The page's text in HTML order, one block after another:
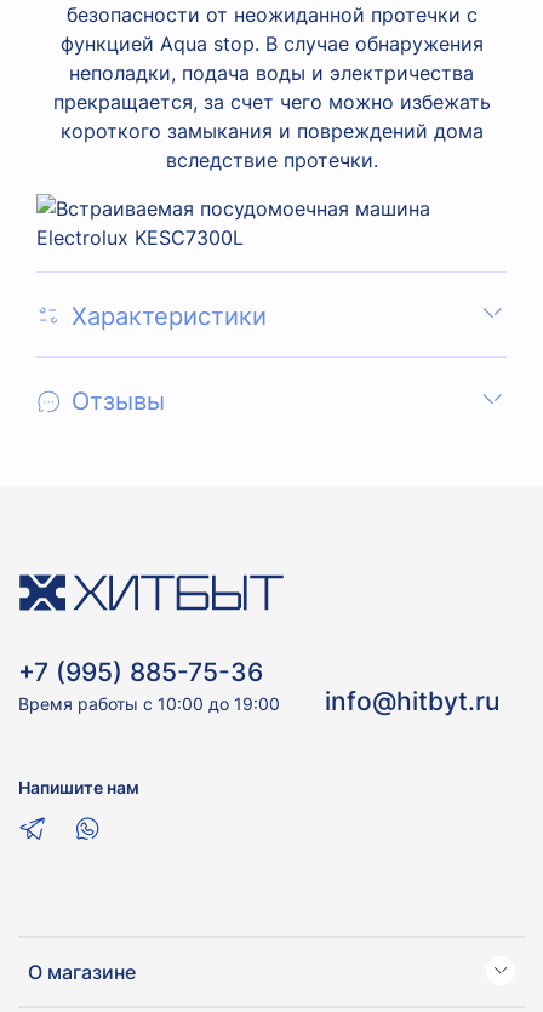
безопасности от неожиданной протечки с
функцией Aqua stop. В случае обнаружения
неполадки, подача воды и электричества
прекращается, за счет чего можно избежать
короткого замыкания и повреждений дома
вследствие протечки.
Характеристики
Отзывы
О магазине
+7 (995) 885-75-36
Время работы с 10:00 до 19:00 info@hitbyt.ru
Напишите нам